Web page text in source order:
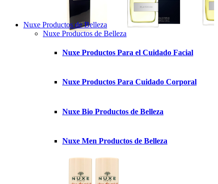
Nuxe Productos de Belleza
Nuxe Productos de Belleza
Nuxe Productos Para el Cuidado Facial
Nuxe Productos Para Cuidado Corporal
Nuxe Bio Productos de Belleza
Nuxe Men Productos de Belleza